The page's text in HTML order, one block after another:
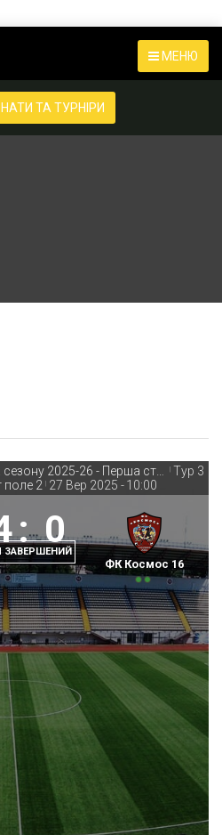
МЕНЮ
ТА ТУРНІРИ
| Тур 3
2 | 27 Вер 2025 - 10:00
: 0
ЗАВЕРШЕНИЙ
ФК Космос 16